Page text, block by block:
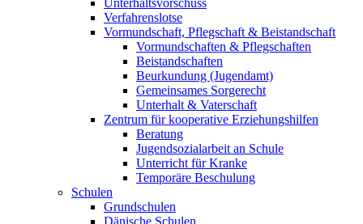
Unterhaltsvorschuss
Verfahrenslotse
Vormundschaft, Pflegschaft & Beistandschaft
Vormundschaften & Pflegschaften
Beistandschaften
Beurkundung (Jugendamt)
Gemeinsames Sorgerecht
Unterhalt & Vaterschaft
Zentrum für kooperative Erziehungshilfen
Beratung
Jugendsozialarbeit an Schule
Unterricht für Kranke
Temporäre Beschulung
Schulen
Grundschulen
Dänische Schulen